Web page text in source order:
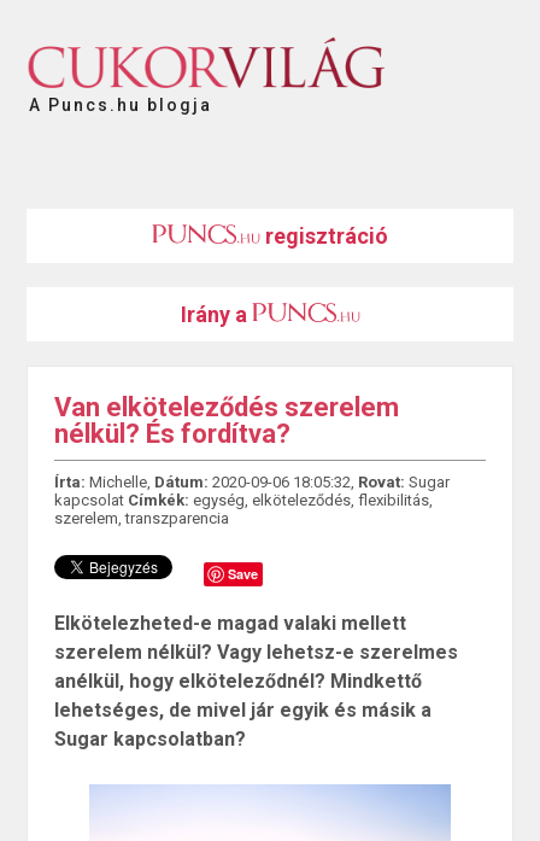
A Puncs.hu blogja
regisztráció
Irány a
Van elköteleződés szerelem
nélkül? És fordítva?
Írta: Michelle, Dátum: 2020-09-06 18:05:32, Rovat: Sugar
kapcsolat Címkék: egység, elköteleződés, flexibilitás,
szerelem,transzparencia
Save
Elkötelezheted-e magad valaki mellett
szerelem nélkül? Vagy lehetsz-e szerelmes
anélkül, hogy elköteleződnél? Mindkettő
lehetséges, de mivel jár egyik és másik a
Sugar kapcsolatban?